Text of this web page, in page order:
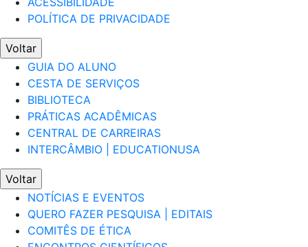
POLÍTICA DE PRIVACIDADE
Voltar
GUIA DO ALUNO
CESTA DE SERVIÇOS
BIBLIOTECA
PRÁTICAS ACADÊMICAS
CENTRAL DE CARREIRAS
INTERCÂMBIO | EDUCATIONUSA
Voltar
NOTÍCIAS E EVENTOS
QUERO FAZER PESQUISA | EDITAIS
COMITÊS DE ÉTICA